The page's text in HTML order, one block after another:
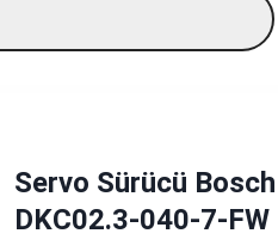
Servo Sürücü
DKC02.3-040-7-FW